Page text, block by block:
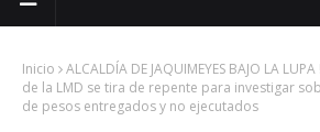
Inicio
ALCALDÍA DE JAQUIMEYES BAJO LA
de la LMD se tira de repente para investigar
de pesos entregados y no ejecutados